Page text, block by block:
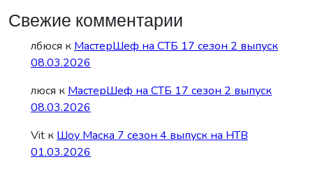
Свежие комментарии
лбюся к МастерШеф на СТБ 17 сезон 2 выпуск
08.03.2026
люся к МастерШеф на СТБ 17 сезон 2 выпуск
08.03.2026
Vit к Шоу Маска 7 сезон 4 выпуск на НТВ
01.03.2026